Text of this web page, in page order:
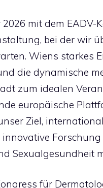
mit dem EADV-
bei der wir
Wiens starkes
die dynamische
zum idealen
europäische
Ziel,
Sexualgesundheit
für